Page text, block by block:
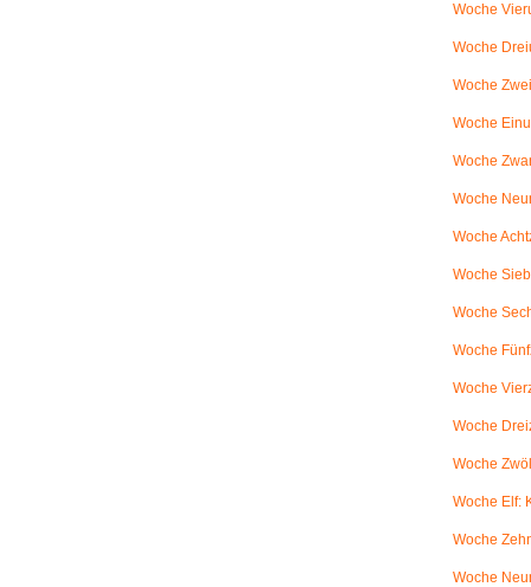
Woche
Woche
Woche
Woche
Woche
Woche
Woche
Woche
Woche
Woche
Woche
Woche
Woche
Woche Elf:
Woche
Woche